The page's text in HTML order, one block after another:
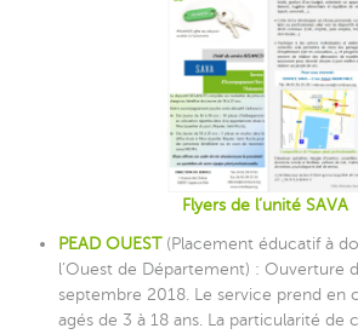
Flyers de l’unité SAVA
PEAD OUEST (Placement éducatif à
l’Ouest de Département) : Ouverture
septembre 2018. Le service prend en
agés de 3 à 18 ans. La particularité de